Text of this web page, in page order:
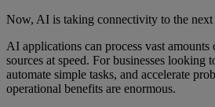
Now, AI is taking connectivity to the next
AI applications can process vast
sources at speed. For businesses looking
automate simple tasks, and accelerate
operational benefits are enormous.